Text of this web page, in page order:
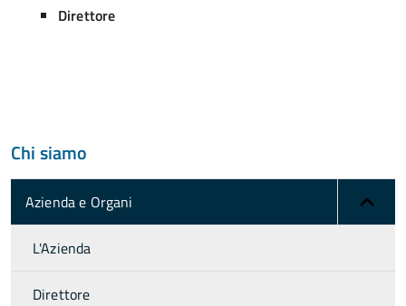
Direttore
Chi siamo
Azienda e Organi
L'Azienda
Direttore